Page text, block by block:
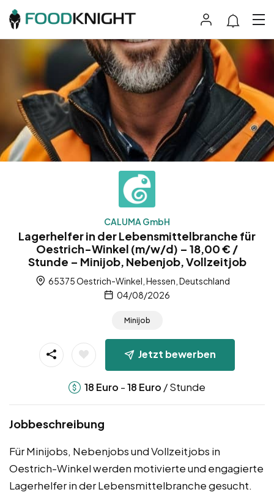
CALUMA GmbH
Lagerhelfer in der Lebensmittelbranche für
Oestrich-Winkel (m/w/d) – 18,00 € /
Stunde – Minijob, Nebenjob, Vollzeitjob
65375 Oestrich-Winkel, Hessen, Deutschland
04/08/2026
Minijob
Jetzt bewerben
18 Euro -18 Euro / Stunde
Jobbeschreibung
Für Minijobs, Nebenjobs und Vollzeitjobs in
Oestrich-Winkel werden motivierte und engagierte
Lagerhelfer in der Lebensmittelbranche gesucht.